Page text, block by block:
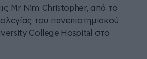
Mr Nim Christopher, από το
του πανεπιστημιακού
College Hospital στο